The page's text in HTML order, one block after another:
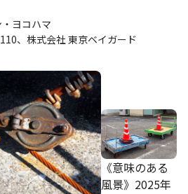
ヨコハマ
、株式会社 東京ベイガード
《意味のある
風景》2025年